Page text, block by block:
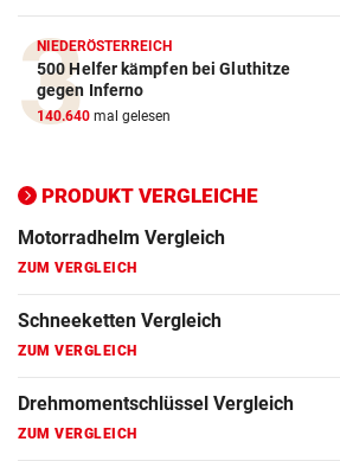
NIEDERÖSTERREICH
500 Helfer kämpfen bei Gluthitze
gegen Inferno
140.640 mal gelesen
PRODUKT VERGLEICHE
Autobatterie Vergleich
ZUM VERGLEICH
Winterreifen Vergleich
Wagenheber Vergleich
ZUM VERGLEICH
Elektroroller Vergleich
ZUM VERGLEICH
Ganzjahresreifen Vergleich